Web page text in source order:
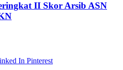
II Skor Arsib ASN
In Pinterest